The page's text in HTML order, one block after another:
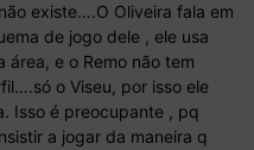
existe….O Oliveira fala em
de jogo dele , ele usa
e o Remo não tem
o Viseu, por isso ele
Isso é preocupante , pq
a jogar da maneira q